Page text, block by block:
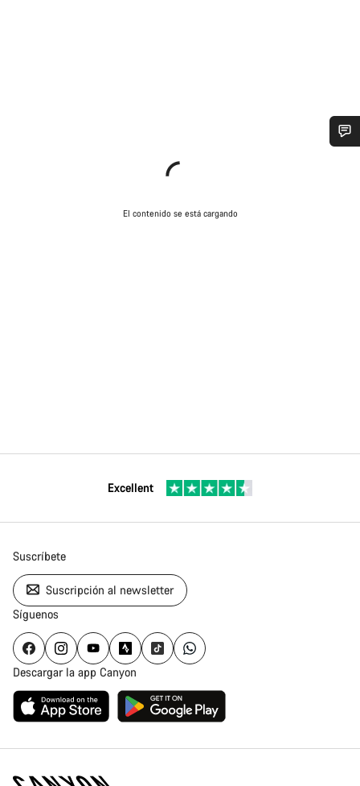
El contenido se está cargando
Excellent
Suscríbete
Suscripción al newsletter
Síguenos
Descargar la app Canyon